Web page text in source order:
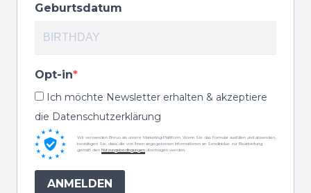
Geburtsdatum
Opt-in
Ich möchte Newsletter erhalten & akzeptiere
die Datenschutzerklärung
Wir verwenden Brevo als unsere Marketing-Plattform. Wenn Sie das Formular ausfüllen und absenden,
bestätigen Sie, dass die von Ihnen angegebenen Informationen an Sendinblue zur Bearbeitung
gemäß den Nutzungsbedingungen übertragen werden.
ANMELDEN